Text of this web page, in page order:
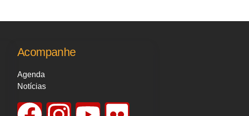
Acompanhe
Agenda
Notícias